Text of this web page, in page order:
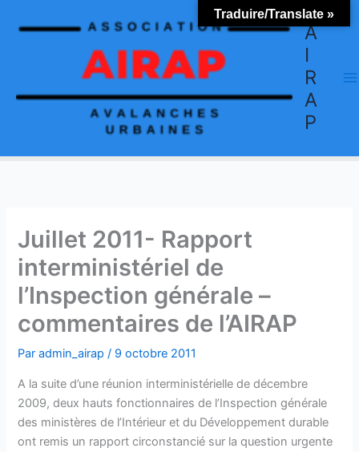
A
I
R
A
P
Juillet 2011- Rapport
interministériel de
l’Inspection générale –
commentaires de l’AIRAP
Paradmin_airap/ 9 octobre 2011
A la suite d’une réunion interministérielle de décembre
2009, deux hauts fonctionnaires de l’Inspection générale
des ministères de l’Intérieur et du Développement durable
ont remis un rapport circonstancié sur la question urgente
Traduire/Translate »